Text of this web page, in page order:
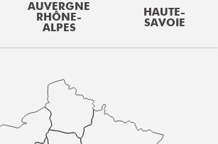
AUVERGNE
RHÔNE-
ALPES
HAUTE-
SAVOIE